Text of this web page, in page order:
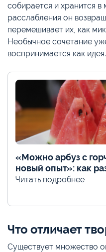
собирается и хранится в
расслабления он
перемешивает их, как
Необычное сочетание
воспринимается как идея.
«Можно арбуз с
новый опыт»: как
Читать подробнее
Что отличает
Существует множество